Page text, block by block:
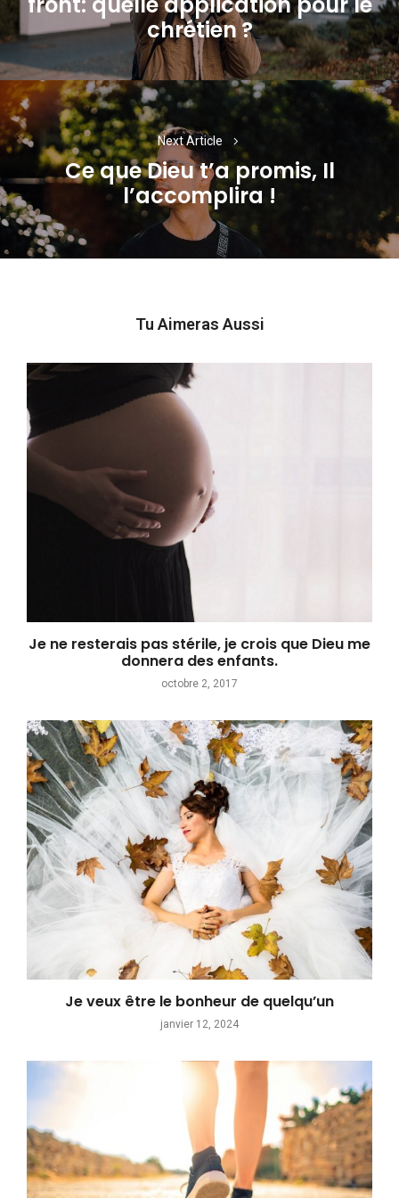
post:
chrétien ?
Next Article
Next
post:
Ce que Dieu t’a promis, Il
l’accomplira !
Tu Aimeras Aussi
Je ne resterais pas stérile, je crois que Dieu me
donnera des enfants.
octobre 2, 2017
Je veux être le bonheur de quelqu’un
janvier 12, 2024